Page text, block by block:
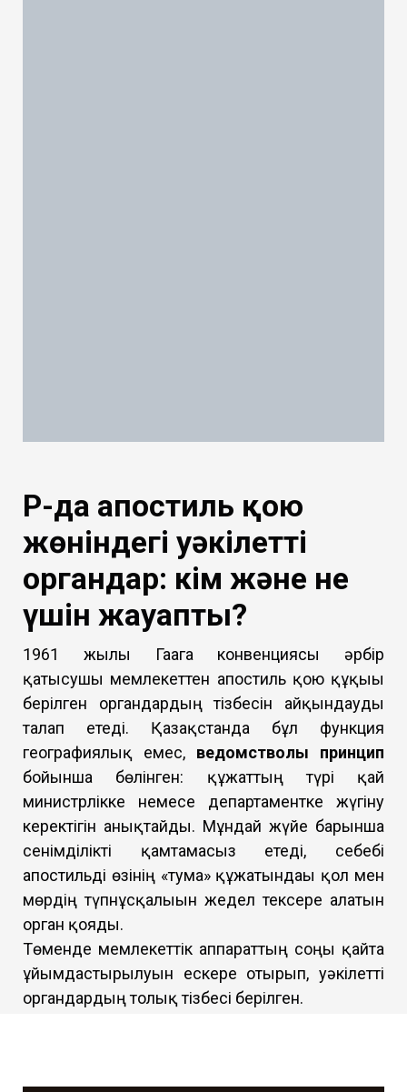
ҚР-да апостиль қою
жөніндегі уәкілетті
органдар: кім және не
үшін жауапты?
1961 жылғы Гаага конвенциясы әрбір
қатысушы мемлекеттен апостиль қою құқығы
берілген органдардың тізбесін айқындауды
талап етеді. Қазақстанда бұл функция
географиялық емес, ведомстволық принцип
бойынша бөлінген: құжаттың түрі қай
министрлікке немесе департаментке жүгіну
керектігін анықтайды. Мұндай жүйе барынша
сенімділікті қамтамасыз етеді, себебі
апостильді өзінің «тума» құжатындағы қол мен
мөрдің түпнұсқалығын жедел тексере алатын
орган қояды.
Төменде мемлекеттік аппараттың соңғы қайта
ұйымдастырылуын ескере отырып, уәкілетті
органдардың толық тізбесі берілген.